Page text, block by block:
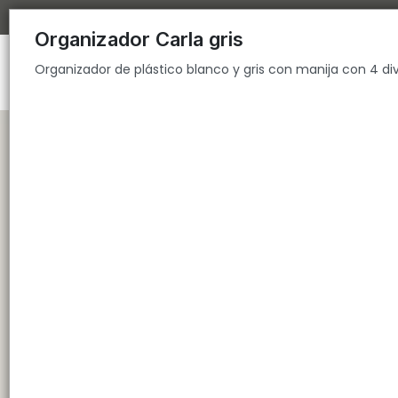
Organizador de plástico blanco y gris con manija con 4 divisiones
Organizador Carla gris
Organizador de plástico blanco y gris con manija con 4